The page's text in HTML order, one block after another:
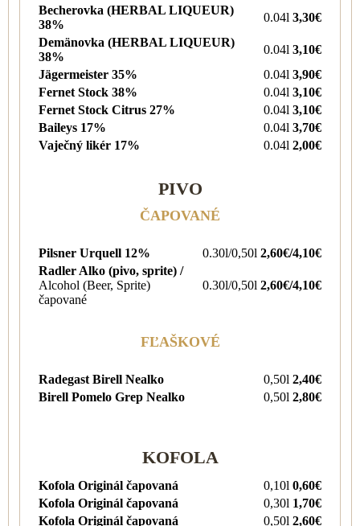
Becherovka (HERBAL LIQUEUR)
38%
0.04l 3,30€
Demänovka (HERBAL LIQUEUR)
38%
0.04l 3,10€
Jägermeister 35%
0.04l 3,90€
Fernet Stock 38%
0.04l 3,10€
Fernet Stock Citrus 27%
0.04l 3,10€
Baileys 17%
0.04l 3,70€
Vaječný likér 17%
0.04l 2,00€
PIVO
ČAPOVANÉ
Pilsner Urquell 12% 0.30l/0,50l 2,60€/4,10€
Radler Alko (pivo, sprite) /
Alcohol (Beer, Sprite)
čapované
0.30l/0,50l 2,60€/4,10€
FĽAŠKOVÉ
Radegast Birell Nealko 0,50l 2,40€
Birell Pomelo Grep Nealko
0,50l 2,80€
KOFOLA
Kofola Originál čapovaná 0,10l 0,60€
Kofola Originál čapovaná
0,30l 1,70€
Kofola Originál čapovaná
0,50l 2,60€